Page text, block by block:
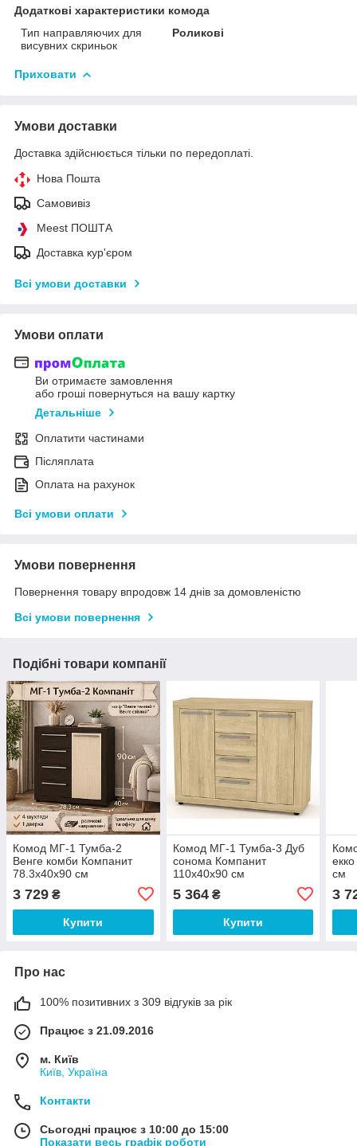
Додаткові характеристики комода
Тип направляючих для
висувних скриньок
Роликові
Приховати
Умови доставки
Доставка здійснюється тільки по передоплаті.
Нова Пошта
Самовивіз
Meest ПОШТА
Доставка кур'єром
Всі умови доставки
Умови оплати
Ви отримаєте замовлення
або гроші повернуться на вашу картку
Детальніше
Оплатити частинами
Післяплата
Оплата на рахунок
Всі умови оплати
Умови повернення
Повернення товару впродовж 14 днів за домовленістю
Всі умови повернення
Подібні товари компанії
Комод МГ-1 Тумба-2
Венге комби Компанит
78.3х40х90 см
3 729 ₴
Купити
Комод МГ-1 Тумба-3 Дуб
сонома Компанит
110х40х90 см
5 364₴
Купити
см
3
Про нас
100% позитивних з 309 відгуків за рік
Працює з 21.09.2016
м. Київ
Київ, Україна
Контакти
Сьогодні працює з 10:00 до 15:00
Показати весь графік роботи